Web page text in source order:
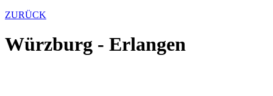
ZURÜCK
Würzburg - Erlangen